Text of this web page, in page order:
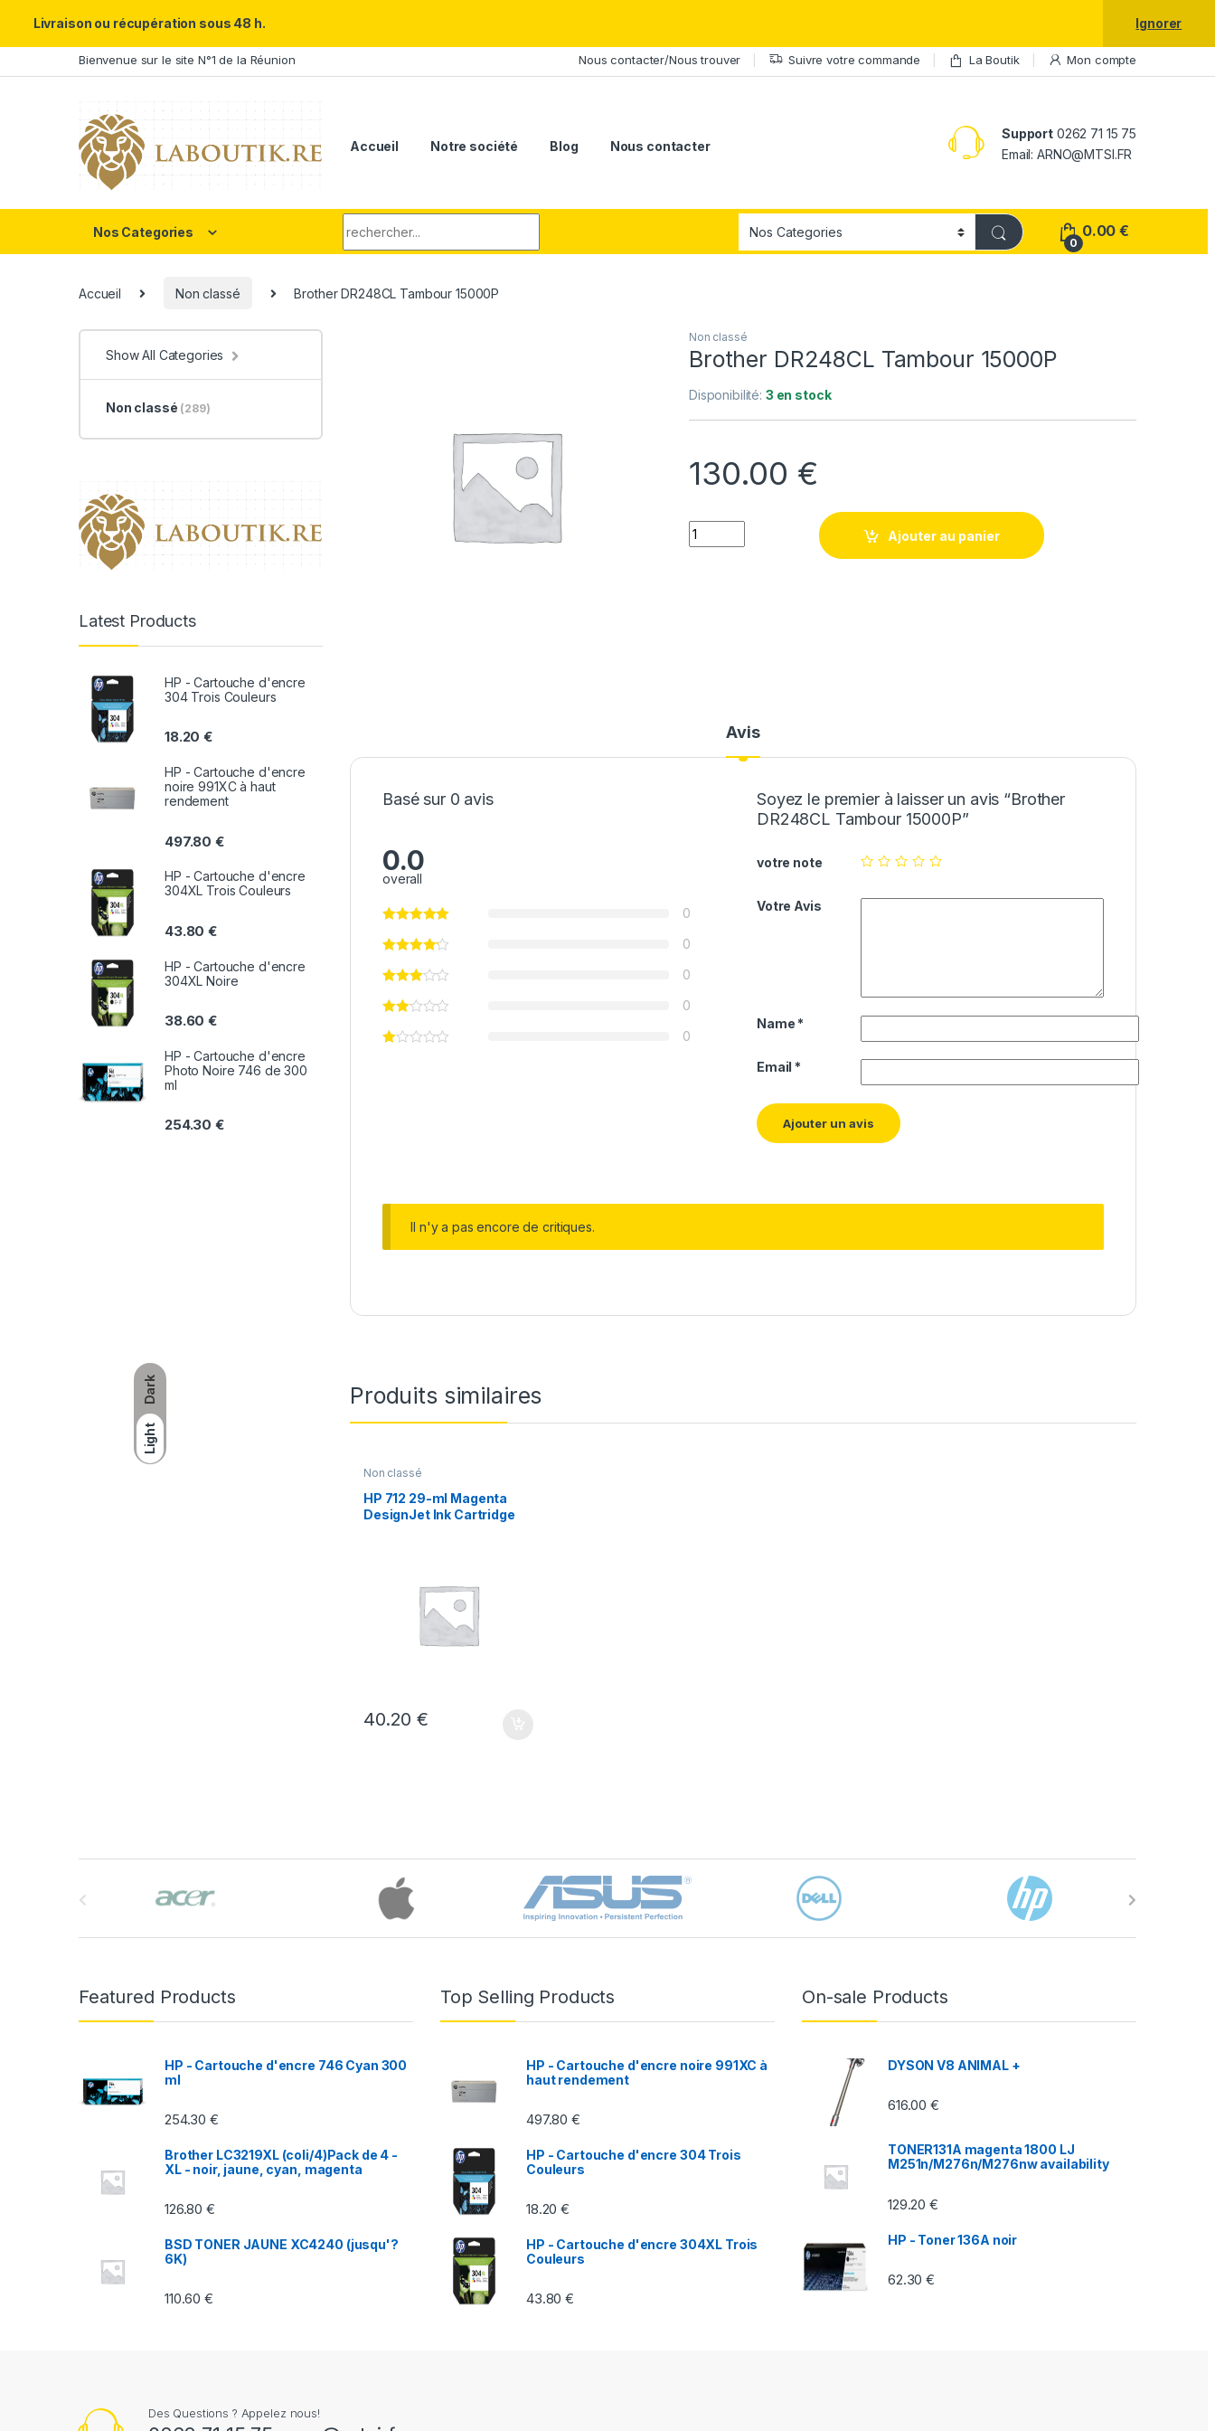
Dark
Light
Skip to navigation
Skip to contentBienvenue sur le site N°1 de la Réunion Nous contacter/Nous trouver Suivre votre commande La Boutik Mon compte
Accueil Notre société Blog Nous contacter
Support0262 71 15 75
Email: ARNO@MTSI.FR
Nos Categories
0
0.00€
Accueil Non classé Brother DR248CL Tambour 15000P
Non classé
Brother DR248CL Tambour 15000P
Disponibilité: 3 en stock
130.00 €
Quantity
Ajouter au panier
Avis
Basé sur 0 avis
0.0
overall
0
0
0
0
0
Soyez le premier à laisser un avis “Brother
DR248CL Tambour 15000P”
votre note
Votre Avis
Name *
Email *
Il n'y a pas encore de critiques.
Produits similaires
Non classé
HP 712 29-ml Magenta
DesignJet Ink Cartridge
40.20€
Show All Categories
Non classé (289)
Latest Products
HP - Cartouche d'encre
304 Trois Couleurs
18.20€
HP - Cartouche d'encre
noire 991XC à haut
rendement
497.80€
HP - Cartouche d'encre
304XL Trois Couleurs
43.80€
HP - Cartouche d'encre
304XL Noire
38.60€
HP - Cartouche d'encre
Photo Noire 746 de 300
ml
254.30€
Featured Products
HP - Cartouche d'encre 746 Cyan 300
ml
254.30€
Brother LC3219XL (coli/4)Pack de 4 -
XL - noir, jaune, cyan, magenta
126.80€
BSD TONER JAUNE XC4240 (jusqu'?
6K)
110.60€
Top Selling Products
HP - Cartouche d'encre noire 991XC à
haut rendement
497.80€
HP - Cartouche d'encre 304 Trois
Couleurs
18.20€
HP - Cartouche d'encre 304XL Trois
Couleurs
43.80€
On-sale Products
DYSON V8 ANIMAL +
616.00€
TONER131A magenta 1800 LJ
M251n/M276n/M276nw availability
129.20€
HP - Toner 136A noir
62.30€
Des Questions ? Appelez nous!
Livraison ou récupération sous 48 h. Ignorer